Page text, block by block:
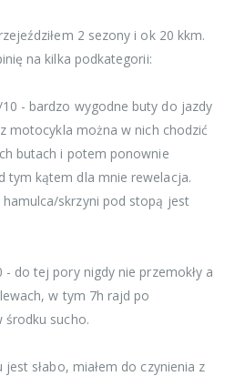
2 sezony i ok 20 kkm.
na kilka podkategorii:
- bardzo wygodne buty do jazdy
motocykla można w nich chodzić
butach i potem ponownie
tym kątem dla mnie rewelacja.
skrzyni pod stopą jest
do tej pory nigdy nie przemokły a
w tym 7h rajd po
środku sucho.
słabo, miałem do czynienia z